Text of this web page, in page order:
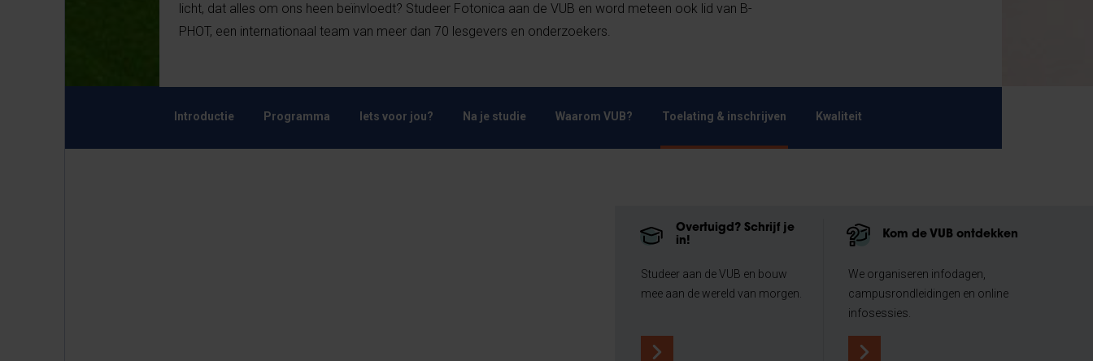
licht, dat alles om ons heen beïnvloedt? Studeer Fotonica aan de VUB en word meteen ook lid van B-
PHOT, een internationaal team van meer dan 70 lesgevers en onderzoekers.
Introductie Programma Iets voor jou? Na je studie Waarom VUB? Toelating & inschrijven Kwaliteit
Overtuigd? Schrijf je
in!
Studeer aan de VUB en bouw
mee aan de wereld van morgen.
Kom de VUB ontdekken
We organiseren infodagen,
campusrondleidingen en online
infosessies.